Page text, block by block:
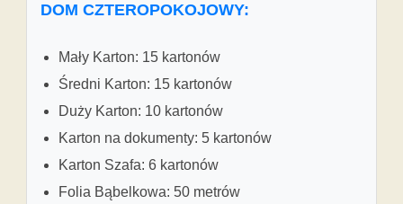
DOM CZTEROPOKOJOWY:
Mały Karton: 15 kartonów
Średni Karton: 15 kartonów
Duży Karton: 10 kartonów
Karton na dokumenty: 5 kartonów
Karton Szafa: 6 kartonów
Folia Bąbelkowa: 50 metrów